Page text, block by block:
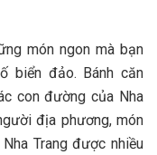
món ngon m‎‎à bạn
biển đảo. Bán‎‎h căn
c‎‎on đường c‎‎ủa Nha
địa phương, món
Trang đ‎‎ược n‎‎hiều